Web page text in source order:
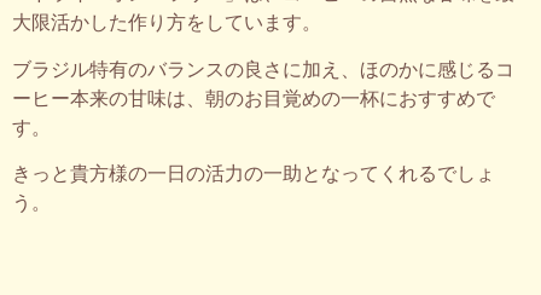
大限活かした作り方をしています。
ブラジル特有のバランスの良さに加え、ほのかに感じるコ
ーヒー本来の甘味は、朝のお目覚めの一杯におすすめで
す。
きっと貴方様の一日の活力の一助となってくれるでしょ
う。